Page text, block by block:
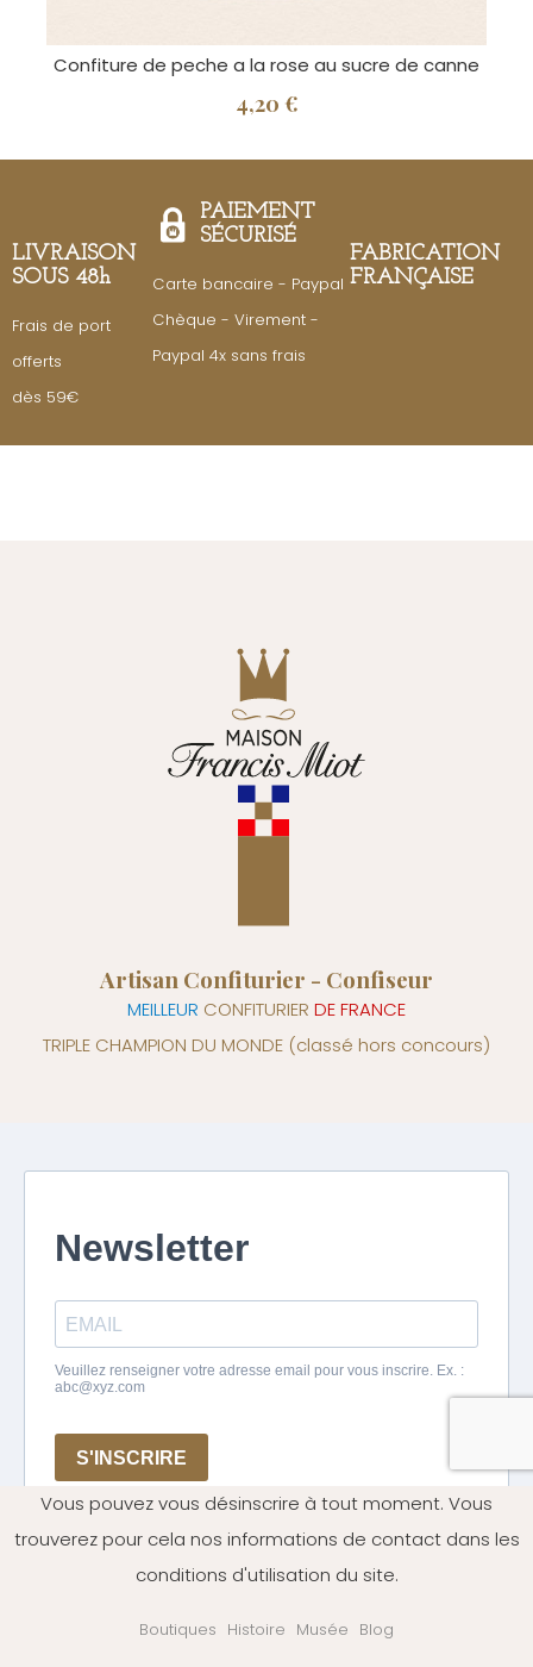
Confiture de peche a la rose au sucre de canne
4,20 €
LIVRAISON
SOUS 48h
Frais de port
offerts
dès 59€
PAIEMENT
SÉCURISÉ
Carte bancaire - Paypal
Chèque - Virement -
Paypal 4x sans frais
FABRICATION
FRANÇAISE
Artisan Confiturier - Confiseur
MEILLEUR CONFITURIER DE FRANCE
TRIPLE CHAMPION DU MONDE (classé hors concours)
Vous pouvez vous désinscrire à tout moment. Vous
trouverez pour cela nos informations de contact dans les
conditions d'utilisation du site.
Boutiques Histoire Musée Blog